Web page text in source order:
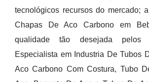
tecnológicos recursos do mercado;
Chapas De Aco Carbono em
qualidade tão desejada pelos
Especialista em Industria De Tubos
Aco Carbono Com Costura, Tubo